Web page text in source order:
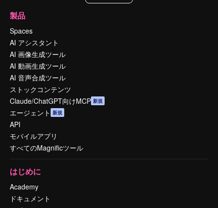
製品
Spaces
AI アシスタント
AI 画像生成ツール
AI 動画生成ツール
AI 音声合成ツール
ストックコンテンツ
Claude/ChatGPT向けMCP 新規
エージェント 新規
API
モバイルアプリ
すべてのMagnificツール
はじめに
Academy
ドキュメント